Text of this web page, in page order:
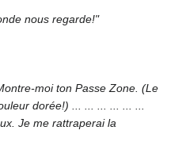
nous regarde!"
moi ton Passe Zone. (Le
dorée!) ... ... ... ... ... ...
Je me rattraperai la